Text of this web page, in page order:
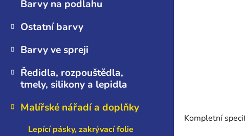
Barvy na podlahu
Ostatní barvy
Barvy ve spreji
Ředidla, rozpouštědla,
tmely, silikony a lepidla
Malířské nářadí a doplňky
Lepící pásky, zakrývací folie
Kompletní